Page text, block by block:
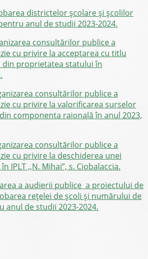
districtelor școlare și școlilor
anul de studii 2023-2024.
consultărilor publice a
cu privire la acceptarea cu titlu
proprietatea statului în
.
consultărilor publice a
cu privire la valorificarea surselor
componenta raională în anul 2023,
consultărilor publice a
cu privire la deschiderea unei
IPLT ,,N. Mihai”, s. Ciobalaccia.
a audierii publice a proiectului de
rețelei de școli și numărului de
anul de studii 2023-2024.